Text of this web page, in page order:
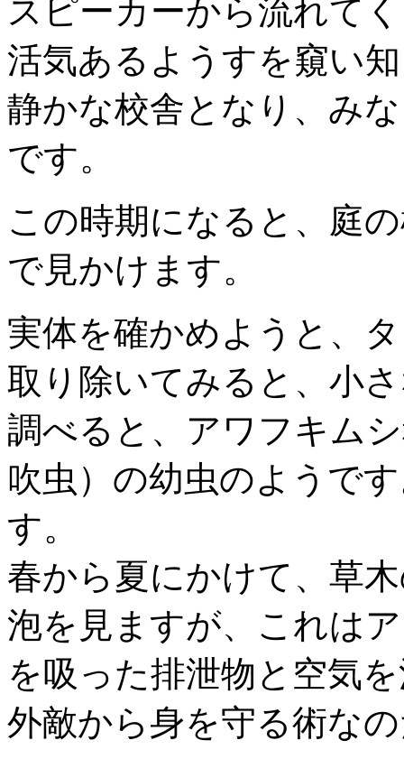
スピーカーから流れて
活気あるようすを窺い
静かな校舎となり、み
です。
この時期になると、庭
で見かけます。
実体を確かめようと、
取り除いてみると、小
調べると、アワフキム
吹虫）の幼虫のようで
す。
春から夏にかけて、草
泡を見ますが、これは
を吸った排泄物と空気
外敵から身を守る術な